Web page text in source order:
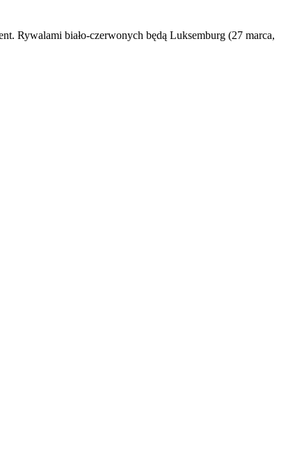
Rywalami biało-czerwonych będą Luksemburg (27 marca,